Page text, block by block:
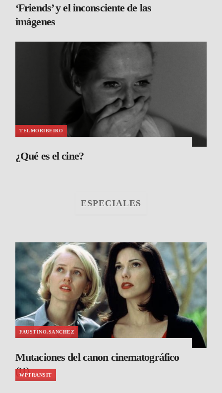
‘Friends’ y el inconsciente de las
imágenes
TELMORIBEIRO
¿Qué es el cine?
ESPECIALES
FAUSTINO.SANCHEZ
Mutaciones del canon cinematográfico
(II)
WPTRANSIT